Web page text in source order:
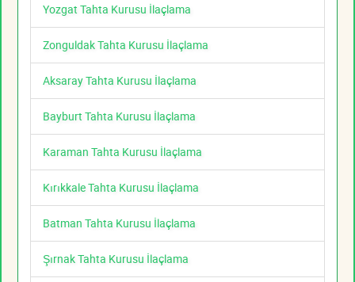
Yozgat Tahta Kurusu İlaçlama
Zonguldak Tahta Kurusu İlaçlama
Aksaray Tahta Kurusu İlaçlama
Bayburt Tahta Kurusu İlaçlama
Karaman Tahta Kurusu İlaçlama
Kırıkkale Tahta Kurusu İlaçlama
Batman Tahta Kurusu İlaçlama
Şırnak Tahta Kurusu İlaçlama